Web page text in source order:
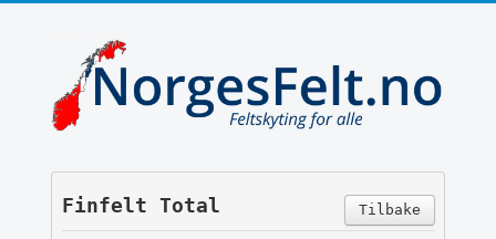
Tilbake
Finfelt Total